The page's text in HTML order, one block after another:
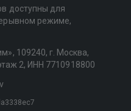
доступны для
режиме,
109240, г. Москва,
2, ИНН 7710918800